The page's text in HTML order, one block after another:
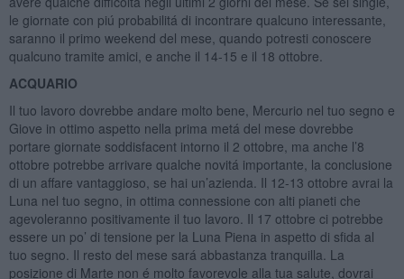
le giornate con piú probabilitá di incontrare qualcuno interessante,
saranno il primo weekend del mese, quando potresti conoscere
qualcuno tramite amici, e anche il 14-15 e il 18 ottobre.
ACQUARIO
Il tuo lavoro dovrebbe andare molto bene, Mercurio nel tuo segno e
Giove in ottimo aspetto nella prima metá del mese dovrebbe
portare giornate soddisfacent intorno il 2 ottobre, ma anche l’8
ottobre potrebbe arrivare qualche novitá importante, la conclusione
di un affare vantaggioso, se hai un’azienda. Il 12-13 ottobre avrai la
Luna nel tuo segno, in ottima connessione con alti pianeti che
agevoleranno positivamente il tuo lavoro. Il 17 ottobre ci potrebbe
essere un po’ di tensione per la Luna Piena in aspetto di sfida al
tuo segno. Il resto del mese sará abbastanza tranquilla. La
posizione di Marte non é molto favorevole alla tua salute, dovrai